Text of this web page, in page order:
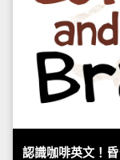
認識咖啡英文！